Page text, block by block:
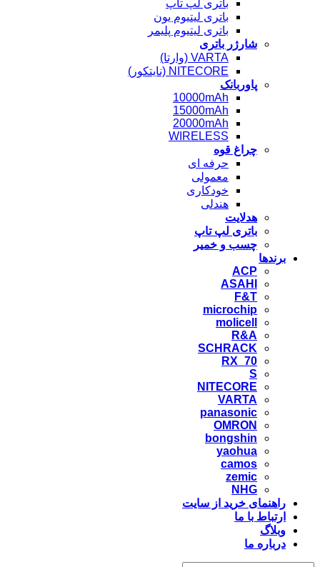
باتری لپ تاپ
باتری لیتیوم یون
باتری لیتیوم پلیمر
شارژر باتری
VARTA (وارتا)
NITECORE (نایتکور)
پاوربانک
10000mAh
15000mAh
20000mAh
WIRELESS
چراغ قوه
حرفه ای
معمولی
خودکاری
هندلی
هدلایت
باتری لپ تاپ
چسب و خمیر
برندها
ACP
ASAHI
F&T
microchip
molicell
R&A
SCHRACK
RX_70
S
NITECORE
VARTA
panasonic
OMRON
bongshin
yaohua
camos
zemic
NHG
راهنمای خرید از سایت
ارتباط با ما
وبلاگ
درباره ما